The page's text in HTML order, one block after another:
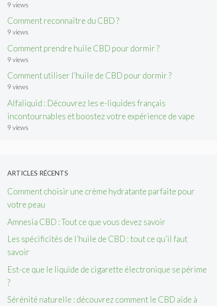
9 views
Comment reconnaître du CBD ?
9 views
Comment prendre huile CBD pour dormir ?
9 views
Comment utiliser l’huile de CBD pour dormir ?
9 views
Alfaliquid : Découvrez les e-liquides français
incontournables et boostez votre expérience de vape
9 views
ARTICLES RÉCENTS
Comment choisir une crème hydratante parfaite pour
votre peau
Amnesia CBD : Tout ce que vous devez savoir
Les spécificités de l’huile de CBD : tout ce qu’il faut
savoir
Est-ce que le liquide de cigarette électronique se périme
?
Sérénité naturelle : découvrez comment le CBD aide à